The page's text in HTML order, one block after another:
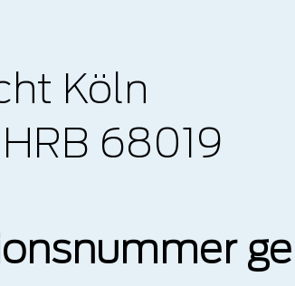
Köln
68019